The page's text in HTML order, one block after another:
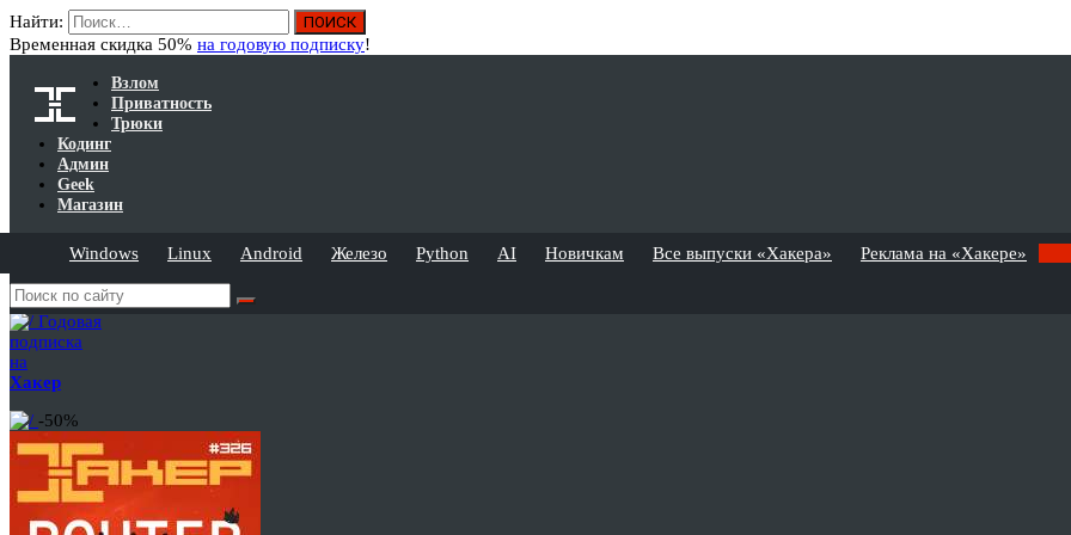
Найти:
Временная скидка 50% на годовую подписку!
Взлом
Приватность
Трюки
Кодинг
Админ
Geek
Магазин
Windows Linux Android Железо Python AI Новичкам Все выпуски «Хакера» Реклама на «Хакере»
Годовая
подписка
на
Хакер
-50%